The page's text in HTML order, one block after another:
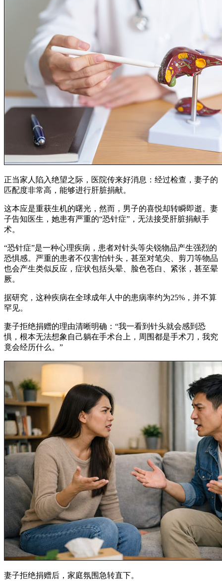
正当家人陷入绝望之际，医院传来好消息：经过检查，妻子的
匹配度非常高，能够进行肝脏捐献。
这本应是重获生机的曙光，然而，男子的喜悦却转瞬即逝。妻
子告知医生，她患有严重的“恐针症”，无法接受肝脏捐献手
术。
“恐针症”是一种心理疾病，患者对针头等尖锐物品产生强烈的
恐惧感。严重的患者不仅害怕针头，甚至对笔尖、剪刀等物品
也会产生类似反应，症状包括头晕、脸色苍白、紧张，甚至晕
厥。
据研究，这种疾病在全球成年人中的患病率约为25%，并不算
罕见。
妻子拒绝捐赠的理由清晰明确：“我一看到针头就会感到恐
惧，根本无法想象自己躺在手术台上，周围都是手术刀，我究
竟会经历什么。”
妻子拒绝捐赠后，家庭氛围急转直下。